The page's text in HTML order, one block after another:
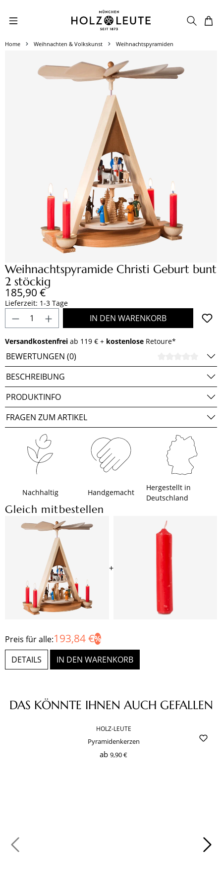
Zum Hauptinhalt springen
Home Weihnachten & Volkskunst Weihnachtspyramiden
Weihnachtspyramide Christi Geburt bunt
2 stöckig
Regulärer Preis:
185,90 €
Lieferzeit: 1-3 Tage
Produkt Anzahl: Gib den gewünschten
IN DEN WARENKORB
Versandkostenfrei ab 119 € + kostenlose Retoure*
BEWERTUNGEN (0)
BESCHREIBUNG
PRODUKTINFO
FRAGEN ZUM ARTIKEL
Nachhaltig Handgemacht
Hergestellt in
Deutschland
Gleich mitbestellen
+
Preis für alle:193,84 €
DETAILS IN DEN WARENKORB
Produktgalerie überspringen
DAS KÖNNTE IHNEN AUCH GEFALLEN
HOLZ-LEUTE
Pyramidenkerzen
ab 9,90 €